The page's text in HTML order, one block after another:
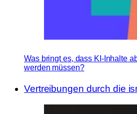
Was bringt es, dass KI-Inhalte
werden müssen?
Vertreibungen durch die